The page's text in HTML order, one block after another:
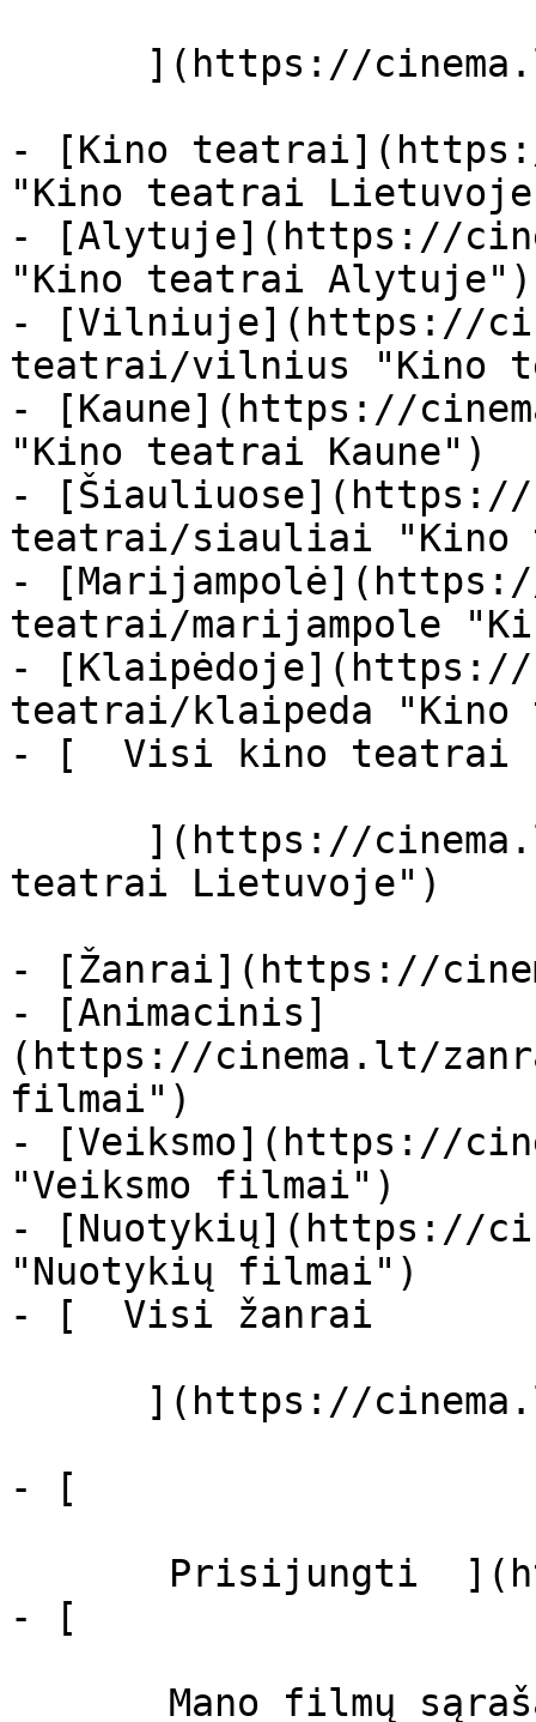
- [Kino
"Kino teatrai
- [Alytuje](https://
"Kino teatrai Alytuje")
- [Vilniuje](https://
teatrai/vilnius "Kino
- [Kaune](https://
"Kino teatrai Kaune")
- [Šiauliuose](https://
teatrai/siauliai "Kino
-
teatrai/marijampole
- [Klaipėdoje](https://
teatrai/klaipeda
- [  Visi kino
teatrai Lietuvoje")
- [Žanrai](https://
- [Animacinis]
(https://cinema.lt/
filmai")
- [Veiksmo](https://
"Veiksmo filmai")
- [Nuotykių](https://
"Nuotykių filmai")
- [  Visi žanrai
- [
- [